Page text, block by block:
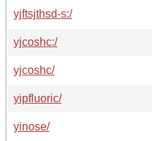
yjftsjthsd-s:/
yjcoshc:/
yjcoshc/
yipfluoric/
yinose/